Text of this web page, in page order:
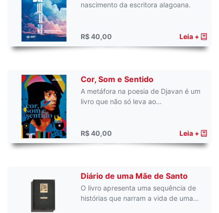
nascimento da escritora alagoana.
R$ 40,00 Leia +
Cor, Som e Sentido
A metáfora na poesia de Djavan é um
livro que não só leva ao…
R$ 40,00 Leia +
Diário de uma Mãe de Santo
O livro apresenta uma sequência de
histórias que narram a vida de uma…